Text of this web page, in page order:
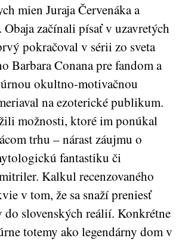
mien Juraja Červenáka a
začínali písať v uzavretých
pokračoval v sérii zo sveta
Barbara Conana pre fandom a
okultno-motivačnou
na ezoterické publikum.
možnosti, ktoré im ponúkal
trhu – nárast záujmu o
fantastiku či
Kalkul recenzovaného
v tom, že sa snaží preniesť
do slovenských reálií. Konkrétne
totemy ako legendárny dom v